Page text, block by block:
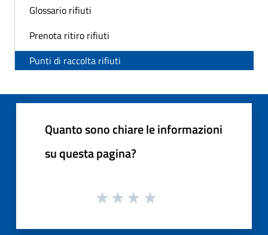
Glossario rifiuti
Prenota ritiro rifiuti
Punti di raccolta rifiuti
Quanto sono chiare le informazioni
su questa pagina?